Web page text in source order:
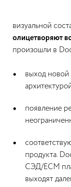
визуальной
олицетворяют
произошли в
выход новой
появление
продукта.
СЭД/ECM
выходят